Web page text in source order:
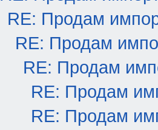
RE: Продам
RE: Продам
RE: Продам
RE: Продам
RE: Продам